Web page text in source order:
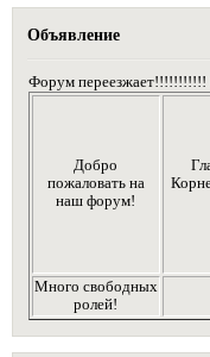
Объявление
Форум
Добро
пожаловать на
наш форум!
Много свободных
ролей!